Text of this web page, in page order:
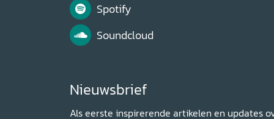
Spotify
Soundcloud
Nieuwsbrief
Als eerste inspirerende artikelen en updates